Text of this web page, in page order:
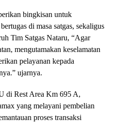
bingkisan untuk
di masa satgas, sekaligus
Tim Satgas Nataru, “Agar
mengutamakan keselamatan
pelayanan kepada
ujarnya.
di Rest Area Km 695 A,
yang melayani pembelian
proses transaksi